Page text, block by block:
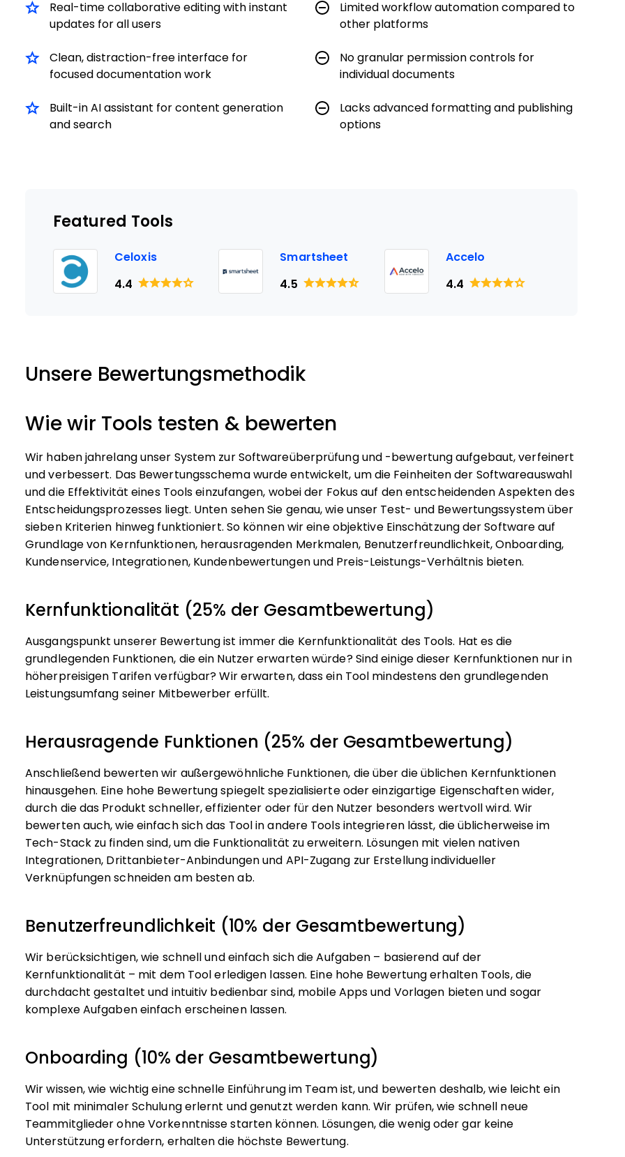
Real-time collaborative editing with instant
updates for all users
Clean, distraction-free interface for
focused documentation work
Built-in AI assistant for content generation
and search
Limited workflow automation compared to
other platforms
No granular permission controls for
individual documents
Lacks advanced formatting and publishing
options
Featured Tools
Celoxis
4.4
Smartsheet
4.5
Accelo
4.4
Unsere Bewertungsmethodik
Wie wir Tools testen & bewerten
Wir haben jahrelang unser System zur Softwareüberprüfung und -bewertung aufgebaut, verfeinert
und verbessert. Das Bewertungsschema wurde entwickelt, um die Feinheiten der Softwareauswahl
und die Effektivität eines Tools einzufangen, wobei der Fokus auf den entscheidenden Aspekten des
Entscheidungsprozesses liegt. Unten sehen Sie genau, wie unser Test- und Bewertungssystem über
sieben Kriterien hinweg funktioniert. So können wir eine objektive Einschätzung der Software auf
Grundlage von Kernfunktionen, herausragenden Merkmalen, Benutzerfreundlichkeit, Onboarding,
Kundenservice, Integrationen, Kundenbewertungen und Preis-Leistungs-Verhältnis bieten.
Kernfunktionalität (25% der Gesamtbewertung)
Ausgangspunkt unserer Bewertung ist immer die Kernfunktionalität des Tools. Hat es die
grundlegenden Funktionen, die ein Nutzer erwarten würde? Sind einige dieser Kernfunktionen nur in
höherpreisigen Tarifen verfügbar? Wir erwarten, dass ein Tool mindestens den grundlegenden
Leistungsumfang seiner Mitbewerber erfüllt.
Herausragende Funktionen (25% der Gesamtbewertung)
Anschließend bewerten wir außergewöhnliche Funktionen, die über die üblichen Kernfunktionen
hinausgehen. Eine hohe Bewertung spiegelt spezialisierte oder einzigartige Eigenschaften wider,
durch die das Produkt schneller, effizienter oder für den Nutzer besonders wertvoll wird. Wir
bewerten auch, wie einfach sich das Tool in andere Tools integrieren lässt, die üblicherweise im
Tech-Stack zu finden sind, um die Funktionalität zu erweitern. Lösungen mit vielen nativen
Integrationen, Drittanbieter-Anbindungen und API-Zugang zur Erstellung individueller
Verknüpfungen schneiden am besten ab.
Benutzerfreundlichkeit (10% der Gesamtbewertung)
Wir berücksichtigen, wie schnell und einfach sich die Aufgaben – basierend auf der
Kernfunktionalität – mit dem Tool erledigen lassen. Eine hohe Bewertung erhalten Tools, die
durchdacht gestaltet und intuitiv bedienbar sind, mobile Apps und Vorlagen bieten und sogar
komplexe Aufgaben einfach erscheinen lassen.
Onboarding (10% der Gesamtbewertung)
Wir wissen, wie wichtig eine schnelle Einführung im Team ist, und bewerten deshalb, wie leicht ein
Tool mit minimaler Schulung erlernt und genutzt werden kann. Wir prüfen, wie schnell neue
Teammitglieder ohne Vorkenntnisse starten können. Lösungen, die wenig oder gar keine
Unterstützung erfordern, erhalten die höchste Bewertung.